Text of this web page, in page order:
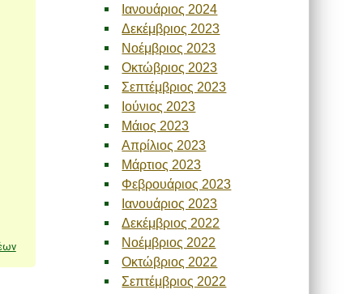
Ιανουάριος 2024
Δεκέμβριος 2023
Νοέμβριος 2023
Οκτώβριος 2023
Σεπτέμβριος 2023
Ιούνιος 2023
Μάιος 2023
Απρίλιος 2023
Μάρτιος 2023
Φεβρουάριος 2023
Ιανουάριος 2023
Δεκέμβριος 2022
Νοέμβριος 2022
Οκτώβριος 2022
Σεπτέμβριος 2022